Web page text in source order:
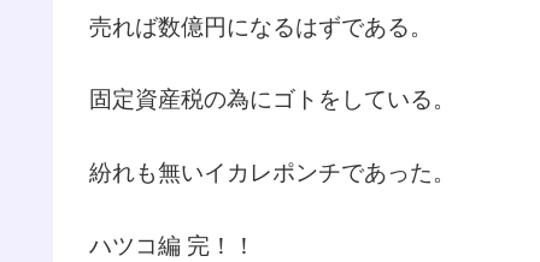
売れば数億円になるはずである。
固定資産税の為にゴトをしている。
紛れも無いイカレポンチであった。
ハツコ編 完！！